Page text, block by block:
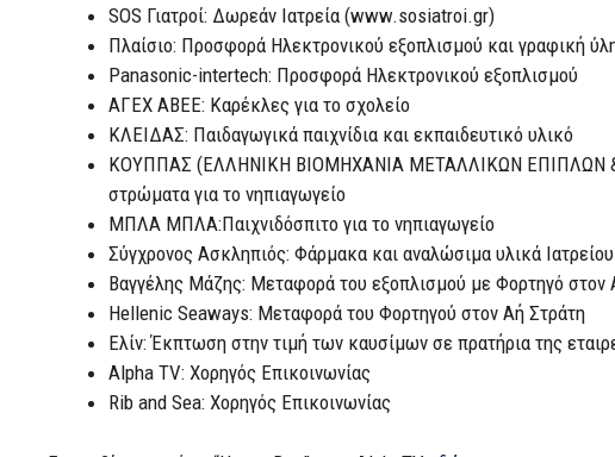
SOS Γιατροί: Δωρεάν Ιατρεία (www.sosiatroi.gr)
Πλαίσιο: Προσφορά Ηλεκτρονικού εξοπλισμού και γραφική
Panasonic-intertech: Προσφορά Ηλεκτρονικού εξοπλισμού
ΑΓΕΧ ΑΒΕΕ: Καρέκλες για το σχολείο
ΚΛΕΙΔΑΣ: Παιδαγωγικά παιχνίδια και εκπαιδευτικό υλικό
ΚΟΥΠΠΑΣ (ΕΛΛΗΝΙΚΗ ΒΙΟΜΗΧΑΝΙΑ ΜΕΤΑΛΛΙΚΩΝ ΕΠΙΠΛΩΝ &
στρώματα για το νηπιαγωγείο
ΜΠΛΑ ΜΠΛΑ:Παιχνιδόσπιτο για το νηπιαγωγείο
Σύγχρονος Ασκληπιός: Φάρμακα και αναλώσιμα υλικά
Βαγγέλης Μάζης: Μεταφορά του εξοπλισμού με Φορτηγό στον
Hellenic Seaways: Μεταφορά του Φορτηγού στον Αή Στράτη
Ελίν: Έκπτωση στην τιμή των καυσίμων σε πρατήρια της
Alpha TV: Χορηγός Επικοινωνίας
Rib and Sea: Χορηγός Επικοινωνίας